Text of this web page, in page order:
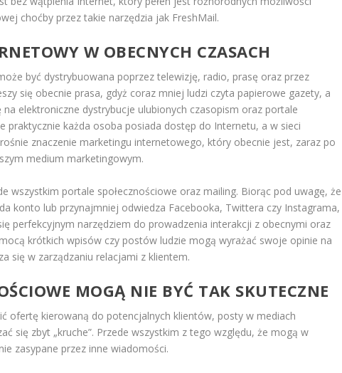
choćby przez takie narzędzia jak FreshMail.
W OBECNYCH CZASACH
być dystrybuowana poprzez telewizję, radio, prasę oraz przez
się obecnie prasa, gdyż coraz mniej ludzi czyta papierowe gazety, a
elektroniczne dystrybucje ulubionych czasopism oraz portale
praktycznie każda osoba posiada dostęp do Internetu, a w sieci
znaczenie marketingu internetowego, który obecnie jest, zaraz po
medium marketingowym.
wszystkim portale społecznościowe oraz mailing. Biorąc pod uwagę, że
konto lub przynajmniej odwiedza Facebooka, Twittera czy Instagrama,
perfekcyjnym narzędziem do prowadzenia interakcji z obecnymi oraz
krótkich wpisów czy postów ludzie mogą wyrażać swoje opinie na
się w zarządzaniu relacjami z klientem.
MOGĄ NIE BYĆ TAK SKUTECZNE
ofertę kierowaną do potencjalnych klientów, posty w mediach
się zbyt „kruche”. Przede wszystkim z tego względu, że mogą w
zasypane przez inne wiadomości.